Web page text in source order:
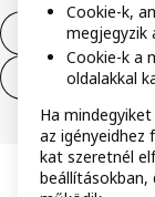
Elállás a
Elállás a
Cookie-k,
megjegyzik
Cookie-k a
oldalakkal
Ha
az igényeidhez
kat szeretnél
beállításokban,